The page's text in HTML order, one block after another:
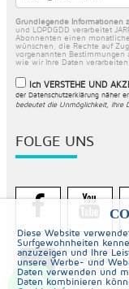
Diese Website
Surfgewohnheiten
anzuzeigen und Ihre
unsere Werbe- und
Daten verwenden und
Daten kombinieren
Grundlegende Informationen
und LOPDGDD verarbeitet
Abonnenten einen
wünschen, die Rechte auf
vorgenannten Bestimmungen
wie wir Ihre Daten verarbeiten,
Ich VERSTEHE UND
der Datenschutzerklärung näher
bedeutet die Unmöglichkeit, Ihre
FOLGE UNS